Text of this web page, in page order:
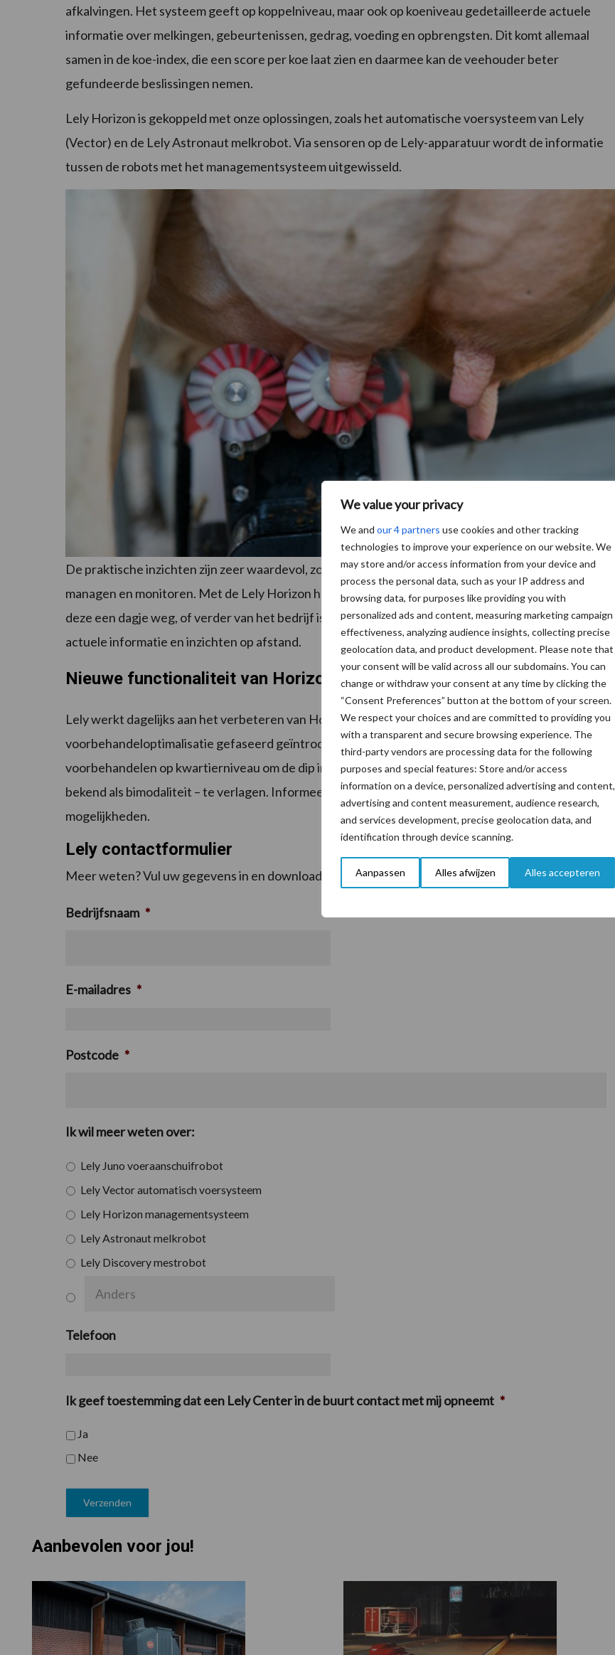
We value your privacy
We and our 4 partners use cookies and other tracking
technologies to improve your experience on our website. We
may store and/or access information from your device and
process the personal data, such as your IP address and
browsing data, for purposes like providing you with
personalized ads and content, measuring marketing campaign
effectiveness, analyzing audience insights, collecting precise
geolocation data, and product development. Please note that
your consent will be valid across all our subdomains. You can
change or withdraw your consent at any time by clicking the
“Consent Preferences” button at the bottom of your screen.
We respect your choices and are committed to providing you
with a transparent and secure browsing experience. The
third-party vendors are processing data for the following
purposes and special features: Store and/or access
information on a device, personalized advertising and content,
advertising and content measurement, audience research,
and services development, precise geolocation data, and
identification through device scanning.
Aanpassen Alles afwijzen Alles accepteren
afkalvingen. Het systeem geeft op koppelniveau, maar ook op koeniveau gedetailleerde actuele
informatie over melkingen, gebeurtenissen, gedrag, voeding en opbrengsten. Dit komt allemaal
samen in de koe-index, die een score per koe laat zien en daarmee kan de veehouder beter
gefundeerde beslissingen nemen.
Lely Horizon is gekoppeld met onze oplossingen, zoals het automatische voersysteem van Lely
(Vector) en de Lely Astronaut melkrobot. Via sensoren op de Lely-apparatuur wordt de informatie
tussen de robots met het managementsysteem uitgewisseld.
De praktische inzichten zijn zeer waardevol, zodat een veehouder zijn bedrijf efficiënter kan
managen en monitoren. Met de Lely Horizon heeft de veehouder de touwtjes in handen, óók als
deze een dagje weg, of verder van het bedrijf is. De mobiele applicatie zorgt voor de beste ervaring,
actuele informatie en inzichten op afstand.
Nieuwe functionaliteit van Horizon
Lely werkt dagelijks aan het verbeteren van Horizon. Zo wordt momenteel de
voorbehandeloptimalisatie gefaseerd geïntroduceerd bij klanten. Deze module optimaliseert het
voorbehandelen op kwartierniveau om de dip in de melkstroom aan het begin van de melking –
bekend als bimodaliteit – te verlagen. Informeer bij uw Farm Management-specialist naar de
mogelijkheden.
Lely contactformulier
Meer weten? Vul uw gegevens in en download de brochure!
Bedrijfsnaam *
E-mailadres *
Postcode *
Ik wil meer weten over:
Lely Juno voeraanschuifrobot
Lely Vector automatisch voersysteem
Lely Horizon managementsysteem
Lely Astronaut melkrobot
Lely Discovery mestrobot
Telefoon
Ik geef toestemming dat een Lely Center in de buurt contact met mij opneemt *
Ja
Nee
Aanbevolen voor jou!